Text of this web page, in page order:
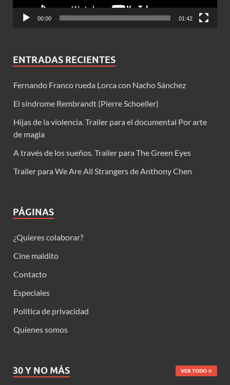
00:00 01:42
ENTRADAS RECIENTES
Fernando Franco rueda Lorca con Nacho Sánchez
El síndrome Rembrandt (Pierre Schoeller)
Hijas de la violencia. Trailer para el documental Por arte
de magia
A través de los sueños. Trailer para The Green Eyes
Trailer para We Are All Strangers de Anthony Chen
PÁGINAS
¿Quieres colaborar?
Cine maldito
Contacto
Especiales
Política de privacidad
Quienes somos
30 Y NO MÁS VER TODO